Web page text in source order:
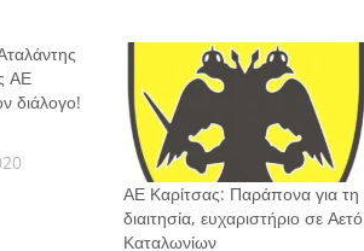
ΑΕ
διάλογο!
ΑΕ Καρίτσας: Παράπονα για τη
διαιτησία, ευχαριστήριο σε Αετό
Καταλωνίων